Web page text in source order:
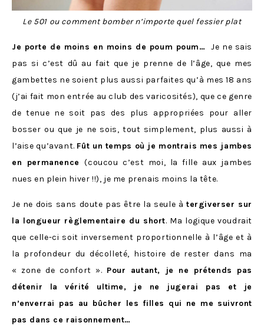
Le 501 ou comment bomber n’importe quel fessier plat
Je porte de moins en moins de poum poum…
Je ne sais
pas si c’est dû au fait que je prenne de l’âge, que mes
gambettes ne soient plus aussi parfaites qu’à mes 18 ans
(j’ai fait mon entrée au club des varicosités), que ce genre
de tenue ne soit pas des plus appropriées pour aller
bosser ou que je ne sois, tout simplement, plus aussi à
l’aise qu’avant. Fût un temps où je montrais mes jambes
en permanence(coucou c’est moi, la fille aux jambes
nues en plein hiver !!), je me prenais moins la tête.
Je ne dois sans doute pas être la seule àtergiverser sur
la longueur règlementaire du short. Ma logique voudrait
que celle-ci soit inversement proportionnelle à l’âge et à
la profondeur du décolleté, histoire de rester dans ma
« zone de confort ». Pour autant, je ne prétends pas
détenir la vérité ultime, je ne jugerai pas et je
n’enverrai pas au bûcher les filles qui ne me suivront
pas dans ce raisonnement…